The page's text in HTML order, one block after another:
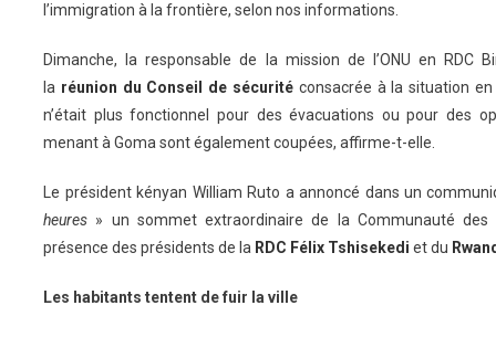
l’immigration à la frontière, selon nos informations.
Dimanche, la responsable de la mission de l’ONU en RDC
la réunion du Conseil de sécurité consacrée à la situation en
n’était plus fonctionnel pour des évacuations ou pour des
menant à Goma sont également coupées, affirme-t-elle.
Le président kényan William Ruto a annoncé dans un
heures » un sommet extraordinaire de la Communauté des
présence des présidents de la RDC Félix Tshisekedi et du
Les habitants tentent de fuir la ville